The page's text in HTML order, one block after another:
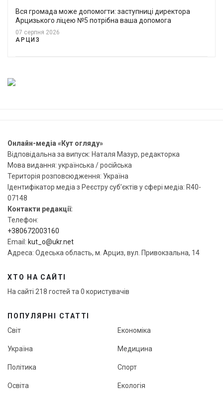
Вся громада може допомогти: заступниці директора
Арцизького ліцею №5 потрібна ваша допомога
07 серпня 2026
АРЦИЗ
Онлайн-медіа «Кут огляду»
Відповідальна за випуск: Наталя Мазур, редакторка
Мова видання: українська / російська
Територія розповсюдження: Україна
Ідентифікатор медіа з Реєстру суб’єктів у сфері медіа: R40-
07148
Контакти редакції:
Телефон:
+380672003160
Email: kut_o@ukr.net
Адреса: Одеська область, м. Арциз, вул. Привокзальна, 14
ХТО НА САЙТІ
На сайті 218 гостей та 0 користувачів
ПОПУЛЯРНІ СТАТТІ
Світ
Україна
Політика
Освіта
Економіка
Медицина
Спорт
Екологія